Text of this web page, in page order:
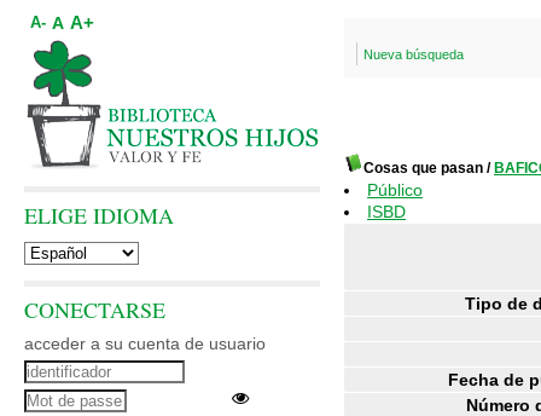
Nueva búsqueda
Cosas que pasan /
Público
ISBD
Tipo de
Fecha de
Número
A- A A+
ELIGE IDIOMA
CONECTARSE
acceder a su cuenta de usuario